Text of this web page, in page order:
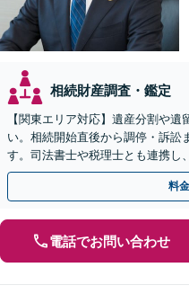
相続財産調査・鑑定
【関東エリア対応】遺産分割や
い。相続開始直後から調停・訴訟
す。司法書士や税理士とも連携し
トップで対応可能。遺言書作成や
料
電話でお問い合わせ